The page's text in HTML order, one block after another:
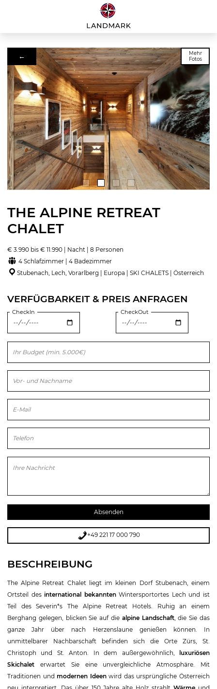
←
Mehr
Fotos
THE ALPINE RETREAT
CHALET
€ 3.990 bis € 11.990 | Nacht | 8 Personen
4 Schlafzimmer | 4 Badezimmer
Stubenach, Lech, Vorarlberg | Europa | SKI CHALETS | Österreich
VERFÜGBARKEIT & PREIS ANFRAGEN
CheckIn CheckOut
Bitte lasse dieses Feld leer.
Bitte lasse dieses Feld leer.
+49 221 17 000 790
BESCHREIBUNG
The Alpine Retreat Chalet liegt im kleinen Dorf Stubenach, einem
Ortsteil desinternational bekanntenWintersportortes Lech und ist
Teil des Severin*s The Alpine Retreat Hotels. Ruhig an einem
Berghang gelegen, blicken Sie auf die alpine Landschaft, die Sie das
ganze Jahr über nach Herzenslaune genießen können. In
unmittelbarer Nachbarschaft befinden sich die Orte Zürs, St.
Christoph und St. Anton. In dem außergewöhnlich, luxuriösen
Skichalet erwartet Sie eine unvergleichliche Atmosphäre. Mit
Traditionen und modernen Ideenwird das ursprüngliche Österreich